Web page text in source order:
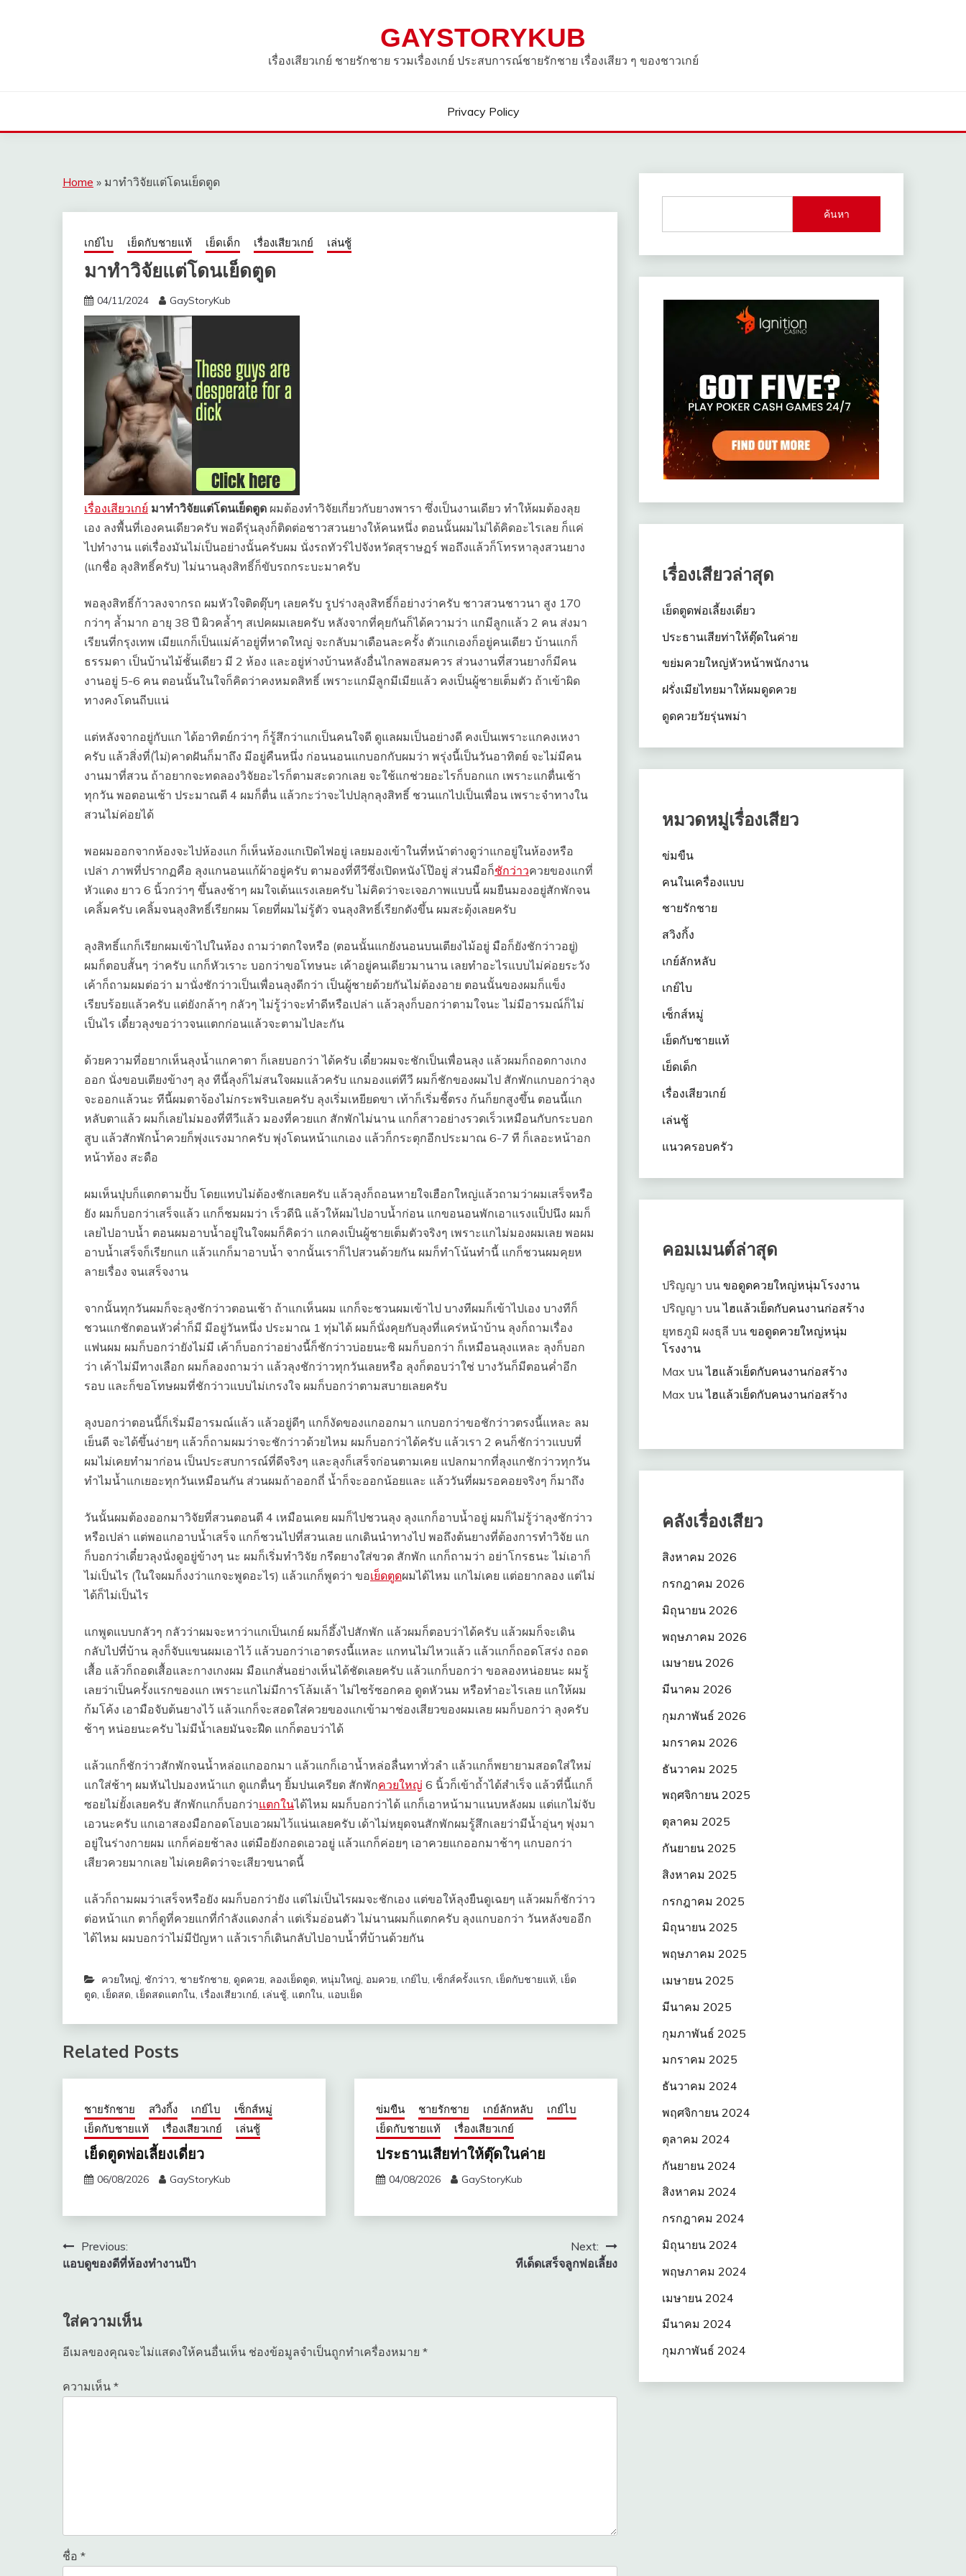
GAYSTORYKUB
เรื่องเสียวเกย์ ชายรักชาย รวมเรื่องเกย์ ประสบการณ์ชายรักชาย เรื่องเสียว ๆ ของชาวเกย์
Privacy Policy
Home » มาทำวิจัยแต่โดนเย็ดตูด
เกย์ไบ เย็ดกับชายแท้ เย็ดเด็ก เรื่องเสียวเกย์ เล่นชู้
มาทำวิจัยแต่โดนเย็ดตูด
04/11/2024 GayStoryKub
เรื่องเสียวเกย์ มาทำวิจัยแต่โดนเย็ดตูด ผมต้องทำวิจัยเกี่ยวกับยางพารา ซึ่งเป็นงานเดียว ทำให้ผมต้องลุย
เอง ลงพื้นที่เองคนเดียวครับ พอดีรุ่นลุงก็ติดต่อชาวสวนยางให้คนหนึ่ง ตอนนั้นผมไม่ได้คิดอะไรเลย ก็แค่
ไปทำงาน แต่เรื่องมันไม่เป็นอย่างนั้นครับผม นั่งรถทัวร์ไปจังหวัดสุราษฏร์ พอถึงแล้วก็โทรหาลุงสวนยาง
(แกชื่อ ลุงสิทธิ์ครับ) ไม่นานลุงสิทธิ์ก็ขับรถกระบะมาครับ
พอลุงสิทธิ์ก้าวลงจากรถ ผมหัวใจติดตุ๊บๆ เลยครับ รูปร่างลุงสิทธิ์ก็อย่างว่าครับ ชาวสวนชาวนา สูง 170
กว่าๆ ล้ำมาก อายุ 38 ปี ผิวคล้ำๆ สเปคผมเลยครับ หลังจากที่คุยกันก็ได้ความว่า แกมีลูกแล้ว 2 คน ส่งมา
เรียนที่กรุงเทพ เมียแกก็เป็นแม่ค้าอยู่ที่หาดใหญ่ จะกลับมาเดือนละครั้ง ตัวแกเองก็อยู่คนเดียว บ้านแกก็
ธรรมดา เป็นบ้านไม้ชั้นเดียว มี 2 ห้อง และอยู่ห่างบ้านหลังอื่นไกลพอสมควร ส่วนงานที่สวนยางก็มีคน
งานอยู่ 5-6 คน ตอนนั้นในใจก็คิดว่าคงหมดสิทธิ์ เพราะแกมีลูกมีเมียแล้ว คงเป็นผู้ชายเต็มตัว ถ้าเข้าผิด
ทางคงโดนถีบแน่
แต่หลังจากอยู่กับแก ได้อาทิตย์กว่าๆ ก็รู้สึกว่าแกเป็นคนใจดี ดูแลผมเป็นอย่างดี คงเป็นเพราะแกคงเหงา
ครับ แล้วสิ่งที่(ไม่)คาดฝันก็มาถึง มีอยู่คืนหนึ่ง ก่อนนอนแกบอกกับผมว่า พรุ่งนี้เป็นวันอาทิตย์ จะไม่มีคน
งานมาที่สวน ถ้าอยากจะทดลองวิจัยอะไรก็ตามสะดวกเลย จะใช้แกช่วยอะไรก็บอกแก เพราะแกตื่นเช้า
ทุกวัน พอตอนเช้า ประมาณตี 4 ผมก็ตื่น แล้วกะว่าจะไปปลุกลุงสิทธิ์ ชวนแกไปเป็นเพื่อน เพราะจำทางใน
สวนไม่ค่อยได้
พอผมออกจากห้องจะไปห้องแก ก็เห็นห้องแกเปิดไฟอยู่ เลยมองเข้าในที่หน้าต่างดูว่าแกอยู่ในห้องหรือ
เปล่า ภาพที่ปรากฏคือ ลุงแกนอนแก้ผ้าอยู่ครับ ตามองที่ทีวีซึ่งเปิดหนังโป๊อยู่ ส่วนมือก็ชักว่าวควยของแกที่
หัวแดง ยาว 6 นิ้วกว่าๆ ขึ้นลงช้าๆ ผมใจเต้นแรงเลยครับ ไม่คิดว่าจะเจอภาพแบบนี้ ผมยืนมองอยู่สักพักจน
เคลิ้มครับ เคลิ้มจนลุงสิทธิ์เรียกผม โดยที่ผมไม่รู้ตัว จนลุงสิทธิ์เรียกดังขึ้น ผมสะดุ้งเลยครับ
ลุงสิทธิ์แกก็เรียกผมเข้าไปในห้อง ถามว่าตกใจหรือ (ตอนนั้นแกยังนอนบนเตียงไม้อยู่ มือก็ยังชักว่าวอยู่)
ผมก็ตอบสั้นๆ ว่าครับ แกก็หัวเราะ บอกว่าขอโทษนะ เค้าอยู่คนเดียวมานาน เลยทำอะไรแบบไม่ค่อยระวัง
เค้าก็ถามผมต่อว่า มานั่งชักว่าวเป็นเพื่อนลุงดีกว่า เป็นผู้ชายด้วยกันไม่ต้องอาย ตอนนั้นของผมก็แข็ง
เรียบร้อยแล้วครับ แต่ยังกล้าๆ กลัวๆ ไม่รู้ว่าจะทำดีหรือเปล่า แล้วลุงก็บอกว่าตามใจนะ ไม่มีอารมณ์ก็ไม่
เป็นไร เดี๋ยวลุงขอว่าวจนแตกก่อนแล้วจะตามไปละกัน
ด้วยความที่อยากเห็นลุงน้ำแกคาตา ก็เลยบอกว่า ได้ครับ เดี๋ยวผมจะชักเป็นเพื่อนลุง แล้วผมก็ถอดกางเกง
ออก นั่งขอบเตียงข้างๆ ลุง ทีนี้ลุงก็ไม่สนใจผมแล้วครับ แกมองแต่ทีวี ผมก็ชักของผมไป สักพักแกบอกว่าลุง
จะออกแล้วนะ ทีนี้ผมตาจ้องไม่กระพริบเลยครับ ลุงเริ่มเหยียดขา เท้าก็เริ่มชี้ตรง ก้นก็ยกสูงขึ้น ตอนนี้แก
หลับตาแล้ว ผมก็เลยไม่มองที่ทีวีแล้ว มองที่ควยแก สักพักไม่นาน แกก็สาวอย่างรวดเร็วเหมือนกับกระบอก
สูบ แล้วสักพักน้ำควยก็พุ่งแรงมากครับ พุ่งโดนหน้าแกเอง แล้วก็กระตุกอีกประมาณ 6-7 ที ก็เลอะหน้าอก
หน้าท้อง สะดือ
ผมเห็นปุบก็แตกตามปั้บ โดยแทบไม่ต้องชักเลยครับ แล้วลุงก็ถอนหายใจเฮือกใหญ่แล้วถามว่าผมเสร็จหรือ
ยัง ผมก็บอกว่าเสร็จแล้ว แกก็ชมผมว่า เร็วดีนิ แล้วให้ผมไปอาบน้ำก่อน แกขอนอนพักเอาแรงแป็ปนึง ผมก็
เลยไปอาบน้ำ ตอนผมอาบน้ำอยู่ในใจผมก็คิดว่า แกคงเป็นผู้ชายเต็มตัวจริงๆ เพราะแกไม่มองผมเลย พอผม
อาบน้ำเสร็จก็เรียกแก แล้วแกก็มาอาบน้ำ จากนั้นเราก็ไปสวนด้วยกัน ผมก็ทำโน้นทำนี้ แกก็ชวนผมคุยห
ลายเรื่อง จนเสร็จงาน
จากนั้นทุกวันผมก็จะลุงชักว่าวตอนเช้า ถ้าแกเห็นผม แกก็จะชวนผมเข้าไป บางทีผมก็เข้าไปเอง บางทีก็
ชวนแกชักตอนหัวค่ำก็มี มีอยู่วันหนึ่ง ประมาณ 1 ทุ่มได้ ผมก็นั่งคุยกับลุงที่แคร่หน้าบ้าน ลุงก็ถามเรื่อง
แฟนผม ผมก็บอกว่ายังไม่มี เค้าก็บอกว่าอย่างนี้ก็ชักว่าวบ่อยนะซิ ผมก็บอกว่า ก็เหมือนลุงแหละ ลุงก็บอก
ว่า เค้าไม่มีทางเลือก ผมก็ลองถามว่า แล้วลุงชักว่าวทุกวันเลยหรือ ลุงก็ตอบว่าใช่ บางวันก็มีตอนค่ำอีก
รอบ และก็ขอโทษผมที่ชักว่าวแบบไม่เกรงใจ ผมก็บอกว่าตามสบายเลยครับ
ลุงบอกว่าตอนนี้ก็เริ่มมีอารมณ์แล้ว แล้วอยู่ดีๆ แกก็งัดของแกออกมา แกบอกว่าขอชักว่าวตรงนี้แหละ ลม
เย็นดี จะได้ขึ้นง่ายๆ แล้วก็ถามผมว่าจะชักว่าวด้วยไหม ผมก็บอกว่าได้ครับ แล้วเรา 2 คนก็ชักว่าวแบบที่
ผมไม่เคยทำมาก่อน เป็นประสบการณ์ที่ดีจริงๆ และลุงก็เสร็จก่อนตามเคย แปลกมากที่ลุงแกชักว่าวทุกวัน
ทำไมน้ำแกเยอะทุกวันเหมือนกัน ส่วนผมถ้าออกถี่ น้ำก็จะออกน้อยและ แล้ววันที่ผมรอคอยจริงๆ ก็มาถึง
วันนั้นผมต้องออกมาวิจัยที่สวนตอนตี 4 เหมือนเคย ผมก็ไปชวนลุง ลุงแกก็อาบน้ำอยู่ ผมก็ไม่รู้ว่าลุงชักว่าว
หรือเปล่า แต่พอแกอาบน้ำเสร็จ แกก็ชวนไปที่สวนเลย แกเดินนำทางไป พอถึงต้นยางที่ต้องการทำวิจัย แก
ก็บอกว่าเดี๋ยวลุงนั่งดูอยู่ข้างๆ นะ ผมก็เริ่มทำวิจัย กรีดยางใส่ขวด สักพัก แกก็ถามว่า อย่าโกรธนะ ไม่เอาก็
ไม่เป็นไร (ในใจผมก็งงว่าแกจะพูดอะไร) แล้วแกก็พูดว่า ขอเย็ดตูดผมได้ไหม แกไม่เคย แต่อยากลอง แต่ไม่
ได้ก็ไม่เป็นไร
แกพูดแบบกลัวๆ กลัวว่าผมจะหาว่าแกเป็นเกย์ ผมก็อึ้งไปสักพัก แล้วผมก็ตอบว่าได้ครับ แล้วผมก็จะเดิน
กลับไปที่บ้าน ลุงก็จับแขนผมเอาไว้ แล้วบอกว่าเอาตรงนี้แหละ แกทนไม่ไหวแล้ว แล้วแกก็ถอดโสร่ง ถอด
เสื้อ แล้วก็ถอดเสื้อและกางเกงผม มือแกสั่นอย่างเห็นได้ชัดเลยครับ แล้วแกก็บอกว่า ขอลองหน่อยนะ ผมรู้
เลยว่าเป็นครั้งแรกของแก เพราะแกไม่มีการโล้มเล้า ไม่ไซร้ซอกคอ ดูดหัวนม หรือทำอะไรเลย แกให้ผม
ก้มโค้ง เอามือจับต้นยางไว้ แล้วแกก็จะสอดใส่ควยของแกเข้ามาช่องเสียวของผมเลย ผมก็บอกว่า ลุงครับ
ช้าๆ หน่อยนะครับ ไม่มีน้ำเลยมันจะฝืด แกก็ตอบว่าได้
แล้วแกก็ชักว่าวสักพักจนน้ำหล่อแกออกมา แล้วแกก็เอาน้ำหล่อลื่นทาทั่วลำ แล้วแกก็พยายามสอดใส่ใหม่
แกใส่ช้าๆ ผมหันไปมองหน้าแก ดูแกตื่นๆ ยิ้มปนเครียด สักพักควยใหญ่ 6 นิ้วก็เข้าถ้ำได้สำเร็จ แล้วที่นี้แกก็
ซอยไม่ยั้งเลยครับ สักพักแกก็บอกว่าแตกในได้ไหม ผมก็บอกว่าได้ แกก็เอาหน้ามาแนบหลังผม แต่แกไม่จับ
เอวนะครับ แกเอาสองมือกอดโอบเอวผมไว้แน่นเลยครับ เด้าไม่หยุดจนสักพักผมรู้สึกเลยว่ามีน้ำอุ่นๆ พุ่งมา
อยู่ในร่างกายผม แกก็ค่อยช้าลง แต่มือยังกอดเอวอยู่ แล้วแกก็ค่อยๆ เอาควยแกออกมาช้าๆ แกบอกว่า
เสียวควยมากเลย ไม่เคยคิดว่าจะเสียวขนาดนี้
แล้วก็ถามผมว่าเสร็จหรือยัง ผมก็บอกว่ายัง แต่ไม่เป็นไรผมจะชักเอง แต่ขอให้ลุงยืนดูเฉยๆ แล้วผมก็ชักว่าว
ต่อหน้าแก ตาก็ดูที่ควยแกที่กำลังแดงกล่ำ แต่เริ่มอ่อนตัว ไม่นานผมก็แตกครับ ลุงแกบอกว่า วันหลังขออีก
ได้ไหม ผมบอกว่าไม่มีปัญหา แล้วเราก็เดินกลับไปอาบน้ำที่บ้านด้วยกัน
ควยใหญ่, ชักว่าว, ชายรักชาย, ดูดควย, ลองเย็ดตูด, หนุ่มใหญ่, อมควย, เกย์ไบ, เซ็กส์ครั้งแรก, เย็ดกับชายแท้, เย็ด
ตูด, เย็ดสด, เย็ดสดแตกใน, เรื่องเสียวเกย์, เล่นชู้, แตกใน, แอบเย็ด
Related Posts
ชายรักชาย สวิงกิ้ง เกย์ไบ
เซ็กส์หมู่
เย็ดกับชายแท้
เรื่องเสียวเกย์ เล่นชู้
เย็ดตูดพ่อเลี้ยงเดี่ยว
06/08/2026 GayStoryKub
ข่มขืน ชายรักชาย เกย์ลักหลับ
เกย์ไบ
เย็ดกับชายแท้
เรื่องเสียวเกย์
ประธานเสียท่าให้ตุ๊ดในค่าย
04/08/2026 GayStoryKub
แนะแนว
เรื่อง
Previous:
แอบดูของดีที่ห้องทำงานป๊า
Next:
ทีเด็ดเสร็จลูกพ่อเลี้ยง
ใส่ความเห็น
อีเมลของคุณจะไม่แสดงให้คนอื่นเห็น ช่องข้อมูลจำเป็นถูกทำเครื่องหมาย *
ความเห็น *
ชื่อ *
ค้นหา
เรื่องเสียวล่าสุด
เย็ดตูดพ่อเลี้ยงเดี่ยว
ประธานเสียท่าให้ตุ๊ดในค่าย
ขย่มควยใหญ่หัวหน้าพนักงาน
ฝรั่งเมียไทยมาให้ผมดูดควย
ดูดควยวัยรุ่นพม่า
หมวดหมู่เรื่องเสียว
ข่มขืน
คนในเครื่องแบบ
ชายรักชาย
สวิงกิ้ง
เกย์ลักหลับ
เกย์ไบ
เซ็กส์หมู่
เย็ดกับชายแท้
เย็ดเด็ก
เรื่องเสียวเกย์
เล่นชู้
แนวครอบครัว
คอมเมนต์ล่าสุด
ปริญญา บน ขอดูดควยใหญ่หนุ่มโรงงาน
ปริญญา บนไฮแล้วเย็ดกับคนงานก่อสร้าง
ยุทธภูมิ ผงธุลี บน ขอดูดควยใหญ่หนุ่ม
โรงงาน
Max บนไฮแล้วเย็ดกับคนงานก่อสร้าง
Max บนไฮแล้วเย็ดกับคนงานก่อสร้าง
คลังเรื่องเสียว
สิงหาคม 2026
กรกฎาคม 2026
มิถุนายน 2026
พฤษภาคม 2026
เมษายน 2026
มีนาคม 2026
กุมภาพันธ์ 2026
มกราคม 2026
ธันวาคม 2025
พฤศจิกายน 2025
ตุลาคม 2025
กันยายน 2025
สิงหาคม 2025
กรกฎาคม 2025
มิถุนายน 2025
พฤษภาคม 2025
เมษายน 2025
มีนาคม 2025
กุมภาพันธ์ 2025
มกราคม 2025
ธันวาคม 2024
พฤศจิกายน 2024
ตุลาคม 2024
กันยายน 2024
สิงหาคม 2024
กรกฎาคม 2024
มิถุนายน 2024
พฤษภาคม 2024
เมษายน 2024
มีนาคม 2024
กุมภาพันธ์ 2024